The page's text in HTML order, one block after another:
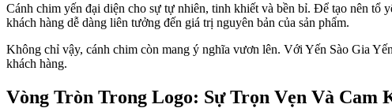
Cánh chim yến đại diện cho sự tự nhiên, tinh khiết và bền bỉ. Để tạo nên
khách hàng dễ dàng liên tưởng đến giá trị nguyên bản của sản phẩm.
Không chỉ vậy, cánh chim còn mang ý nghĩa vươn lên. Với Yến Sào Gia
khách hàng.
Vòng Tròn Trong Logo: Sự Trọn Vẹn Và Cam